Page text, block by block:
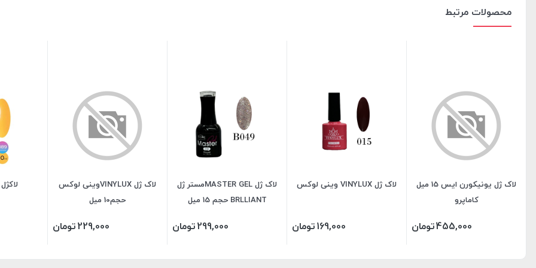
محصولات مرتبط
لاک ژل یونیکورن ایس 15 میل
کاماپرو
455,000تومان
لاک ژل VINYLUX وینی لوکس
169,000تومان
لاک ژل MASTER GELمستر ژل
BRLLIANT حجم 15 میل
299,000تومان
لاک ژل VINYLUXوینی لوکس
حجم10 میل
229,000تومان
لاکژل